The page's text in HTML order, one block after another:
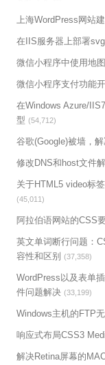
上海WordPress网站
在IIS服务器上部署
微信小程序中使用地
微信小程序支付功能
在Windows Azure/
型 (54,712)
谷歌(Google)被墙，
修改DNS和host文件
关于HTML5 video标
(45,011)
阿拉伯语网站的CSS
英文单词断行问题：
容性和区别
(37,358)
WordPress以及表单
件问题解决 (33,199)
Windows主机的FTP
响应式布局CSS3
解决Retina屏幕的